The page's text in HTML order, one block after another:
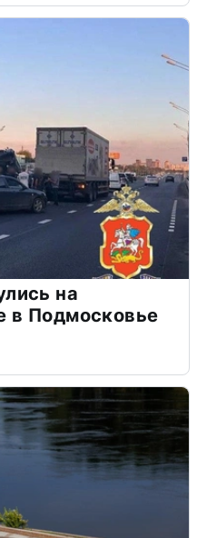
на
в Подмосковье